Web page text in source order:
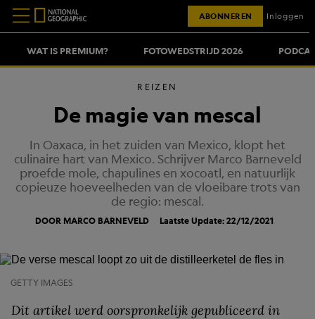
WAT IS PREMIUM? FOTOWEDSTRIJD 2026
ABONNEREN Inloggen
REIZEN
De magie van mescal
In Oaxaca, in het zuiden van Mexico, klopt het
culinaire hart van Mexico. Schrijver Marco Barneveld
proefde mole, chapulines en xocoatl, en natuurlijk
copieuze hoeveelheden van de vloeibare trots van
de regio: mescal.
DOOR MARCO BARNEVELD Laatste Update: 22/12/2021
GETTY IMAGES
Dit artikel werd oorspronkelijk gepubliceerd in